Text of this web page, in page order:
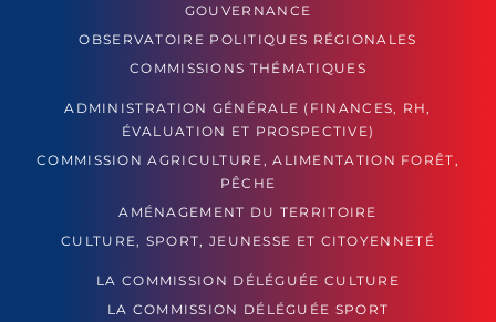
GOUVERNANCE
OBSERVATOIRE POLITIQUES RÉGIONALES
COMMISSIONS THÉMATIQUES
ADMINISTRATION GÉNÉRALE (FINANCES, RH,
ÉVALUATION ET PROSPECTIVE)
COMMISSION AGRICULTURE, ALIMENTATION FORÊT,
PÊCHE
AMÉNAGEMENT DU TERRITOIRE
CULTURE, SPORT, JEUNESSE ET CITOYENNETÉ
LA COMMISSION DÉLÉGUÉE CULTURE
LA COMMISSION DÉLÉGUÉE SPORT